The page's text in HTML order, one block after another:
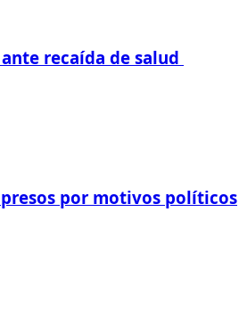
recaída de salud
por motivos políticos